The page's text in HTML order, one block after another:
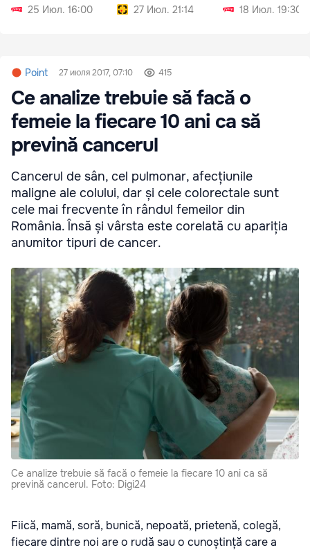
25 Июл. 16:00
27 Июл. 21:14
18 Июл. 19:30
Point 27 июля 2017, 07:10 415
Ce analize trebuie să facă o
femeie la fiecare 10 ani ca să
prevină cancerul
Cancerul de sân, cel pulmonar, afecțiunile
maligne ale colului, dar și cele colorectale sunt
cele mai frecvente în rândul femeilor din
România. Însă și vârsta este corelată cu apariția
anumitor tipuri de cancer.
Ce analize trebuie să facă o femeie la fiecare 10 ani ca să
prevină cancerul. Foto: Digi24
Fiică, mamă, soră, bunică, nepoată, prietenă, colegă,
fiecare dintre noi are o rudă sau o cunoștință care a